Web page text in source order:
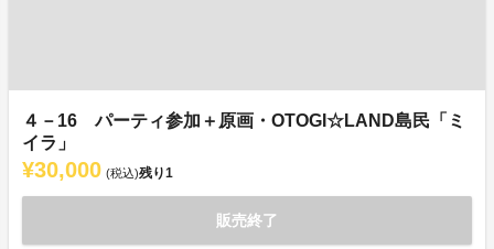
４－16 パーティ参加＋原画・OTOGI☆LAND島民「ミ
イラ」
¥30,000 (税込)残り1
販売終了